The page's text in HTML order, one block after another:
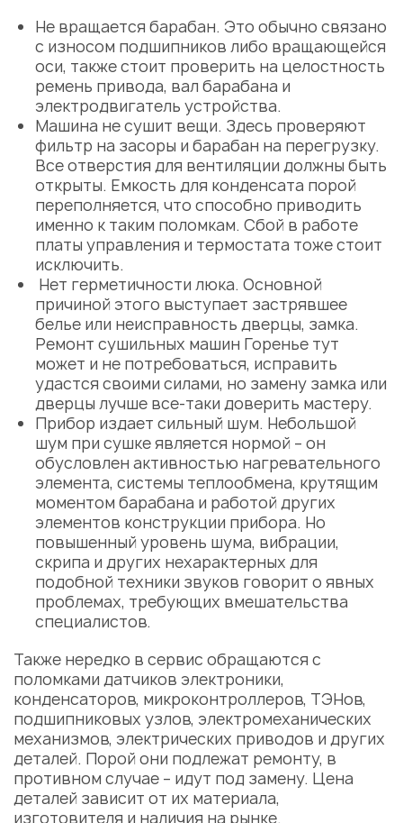
Не вращается барабан. Это обычно связано
с износом подшипников либо вращающейся
оси, также стоит проверить на целостность
ремень привода, вал барабана и
электродвигатель устройства.
Машина не сушит вещи. Здесь проверяют
фильтр на засоры и барабан на перегрузку.
Все отверстия для вентиляции должны быть
открыты. Емкость для конденсата порой
переполняется, что способно приводить
именно к таким поломкам. Сбой в работе
платы управления и термостата тоже стоит
исключить.
Нет герметичности люка. Основной
причиной этого выступает застрявшее
белье или неисправность дверцы, замка.
Ремонт сушильных машин Горенье тут
может и не потребоваться, исправить
удастся своими силами, но замену замка или
дверцы лучше все-таки доверить мастеру.
Прибор издает сильный шум. Небольшой
шум при сушке является нормой – он
обусловлен активностью нагревательного
элемента, системы теплообмена, крутящим
моментом барабана и работой других
элементов конструкции прибора. Но
повышенный уровень шума, вибрации,
скрипа и других нехарактерных для
подобной техники звуков говорит о явных
проблемах, требующих вмешательства
специалистов.
Также нередко в сервис обращаются с
поломками датчиков электроники,
конденсаторов, микроконтроллеров, ТЭНов,
подшипниковых узлов, электромеханических
механизмов, электрических приводов и других
деталей. Порой они подлежат ремонту, в
противном случае – идут под замену. Цена
деталей зависит от их материала,
изготовителя и наличия на рынке.